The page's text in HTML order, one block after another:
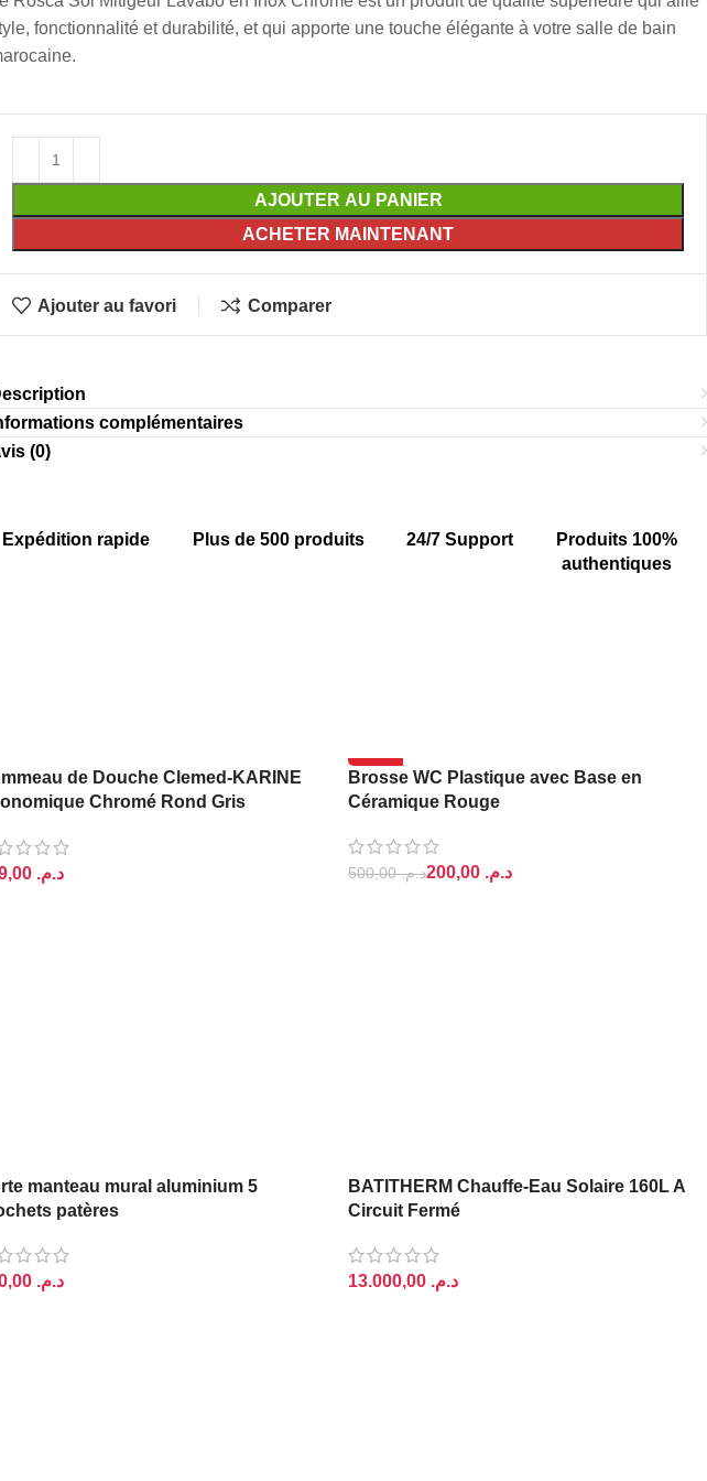
fonctionnalité et durabilité, et qui apporte une touche élégante à votre salle de bain
AJOUTER AU PANIER
ACHETER MAINTENANT
Ajouter au favori Comparer
complémentaires
(0)
Expédition rapide Plus de 500 produits 24/7 Support
Produits 100%
authentiques
de Douche Clemed-KARINE
Chromé Rond Gris
د.م.
-60%
Brosse WC Plastique avec Base en
Céramique Rouge
د.م.500,00 د.م.
manteau mural aluminium 5
patères
د.م.
BATITHERM Chauffe-Eau Solaire 160L A
Circuit Fermé
د.م.